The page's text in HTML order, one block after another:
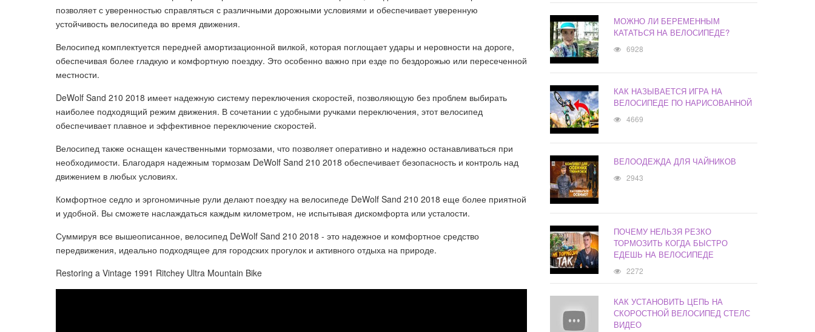
позволяет с уверенностью справляться с различными дорожными условиями и обеспечивает уверенную
устойчивость велосипеда во время движения.
Велосипед комплектуется передней амортизационной вилкой, которая поглощает удары и неровности на дороге,
обеспечивая более гладкую и комфортную поездку. Это особенно важно при езде по бездорожью или пересеченной
местности.
DeWolf Sand 210 2018 имеет надежную систему переключения скоростей, позволяющую без проблем выбирать
наиболее подходящий режим движения. В сочетании с удобными ручками переключения, этот велосипед
обеспечивает плавное и эффективное переключение скоростей.
Велосипед также оснащен качественными тормозами, что позволяет оперативно и надежно останавливаться при
необходимости. Благодаря надежным тормозам DeWolf Sand 210 2018 обеспечивает безопасность и контроль над
движением в любых условиях.
Комфортное седло и эргономичные рули делают поездку на велосипеде DeWolf Sand 210 2018 еще более приятной
и удобной. Вы сможете наслаждаться каждым километром, не испытывая дискомфорта или усталости.
Суммируя все вышеописанное, велосипед DeWolf Sand 210 2018 - это надежное и комфортное средство
передвижения, идеально подходящее для городских прогулок и активного отдыха на природе.
Restoring a Vintage 1991 Ritchey Ultra Mountain Bike
МОЖНО ЛИ БЕРЕМЕННЫМ
КАТАТЬСЯ НА ВЕЛОСИПЕДЕ?
6928
КАК НАЗЫВАЕТСЯ ИГРА НА
ВЕЛОСИПЕДЕ ПО НАРИСОВАННОЙ
4669
ВЕЛООДЕЖДА ДЛЯ ЧАЙНИКОВ
2943
ПОЧЕМУ НЕЛЬЗЯ РЕЗКО
ТОРМОЗИТЬ КОГДА БЫСТРО
ЕДЕШЬ НА ВЕЛОСИПЕДЕ
2272
КАК УСТАНОВИТЬ ЦЕПЬ НА
СКОРОСТНОЙ ВЕЛОСИПЕД СТЕЛС
ВИДЕО